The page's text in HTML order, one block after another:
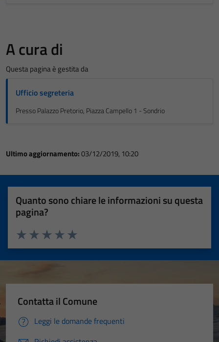
A cura di
Questa pagina è gestita da
Ufficio segreteria
Presso Palazzo Pretorio, Piazza Campello 1 - Sondrio
Ultimo aggiornamento:03/12/2019, 10:20
Quanto sono chiare le informazioni su questa
pagina?
Valuta 5 stelle su 5
Valuta 4 stelle su 5
Valuta 3 stelle su 5
Valuta 2 stelle su 5
Valuta 1 stelle su 5
Contatta il Comune
Leggi le domande frequenti